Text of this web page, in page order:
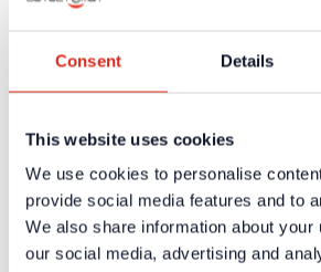
Consent Details
This website uses cookies
We use cookies to personalise
provide social media features and to
We also share information about your
our social media, advertising and
Außen liegende Bodenwinkel als
Vorbereitet zur freien Aufstellung auf
einer zusätzlichen Rückwand
erforderlich)
Das Brandschutzgehäuse ist geprüft
Brandmelderzentralen DC3500 mit
33019, 33020)
Bei Verwendung von CONUS II